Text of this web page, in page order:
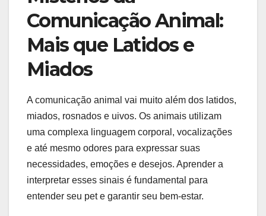
Comunicação Animal:
Mais que Latidos e
Miados
A comunicação animal vai muito além dos latidos,
miados, rosnados e uivos. Os animais utilizam
uma complexa linguagem corporal, vocalizações
e até mesmo odores para expressar suas
necessidades, emoções e desejos. Aprender a
interpretar esses sinais é fundamental para
entender seu pet e garantir seu bem-estar.